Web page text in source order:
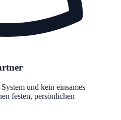
und kein einsames
festen, persönlichen